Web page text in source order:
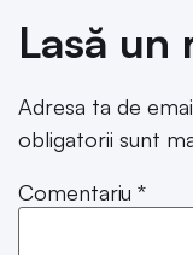
Lasă un
Adresa ta de
obligatorii sunt
Comentariu *